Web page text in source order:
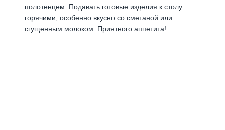
полотенцем. Подавать готовые изделия к столу
горячими, особенно вкусно со сметаной или
сгущенным молоком. Приятного аппетита!